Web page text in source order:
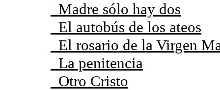
Madre sólo hay dos
El autobús de los ateos
El rosario de la Virgen
La penitencia
Otro Cristo